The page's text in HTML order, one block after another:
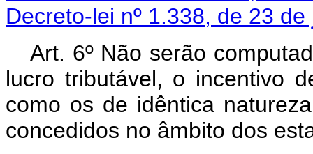
Decreto-lei nº 1.338, de 23
Art. 6º Não serão
lucro tributável, o incentivo
como os de idêntica
concedidos no âmbito dos